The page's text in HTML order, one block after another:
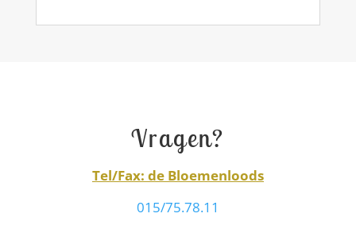
Vragen?
Tel/Fax: de Bloemenloods
015/75.78.11